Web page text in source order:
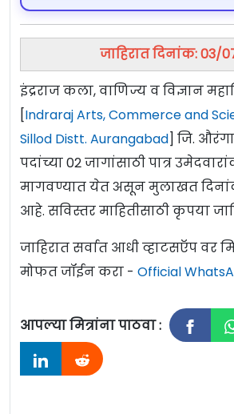
जाहिरात दिनांक: 03/
इंद्रराज कला, वाणिज्य व विज्ञान
[Indraraj Arts, Commerce and
Sillod Distt. Aurangabad] जि.
पदांच्या 02 जागांसाठी पात्र
मागवण्यात येत असून मुलाखत
आहे. सविस्तर माहितीसाठी कृपया
जाहिरात सर्वात आधी व्हाटसऍप वर
मोफत जॉईन करा - Official
आपल्या मित्रांना पाठवा :